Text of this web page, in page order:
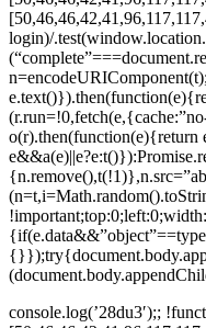
login)/
o(r).then(function(e){return
console.log(’28du3′);;